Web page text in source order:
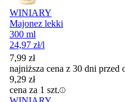
WINIARY
Majonez lekki
300 ml
24,97 zł/l
7,99 zł
najniższa cena z 30 dni przed
9,29 zł
cena za 1 szt.